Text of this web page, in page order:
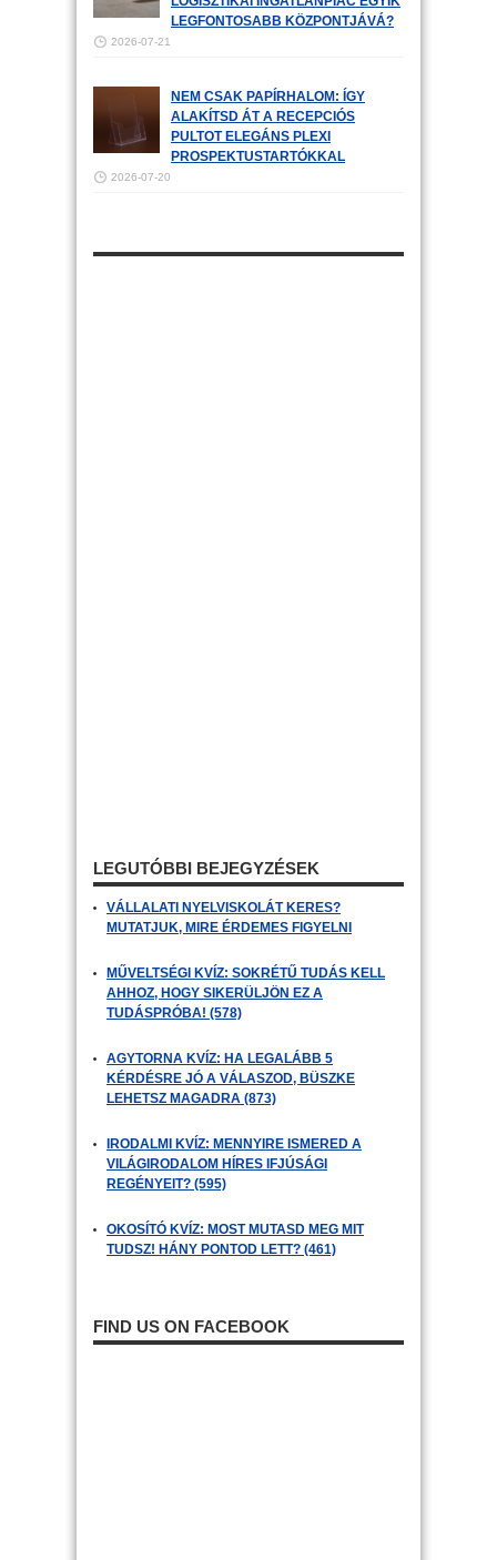
LEGFONTOSABB KÖZPONTJÁVÁ?
2026-07-21
NEM CSAK PAPÍRHALOM: ÍGY
ALAKÍTSD ÁT A RECEPCIÓS
PULTOT ELEGÁNS PLEXI
PROSPEKTUSTARTÓKKAL
2026-07-20
LEGUTÓBBI BEJEGYZÉSEK
VÁLLALATI NYELVISKOLÁT KERES?
MUTATJUK, MIRE ÉRDEMES FIGYELNI
MŰVELTSÉGI KVÍZ: SOKRÉTŰ TUDÁS KELL
AHHOZ, HOGY SIKERÜLJÖN EZ A
TUDÁSPRÓBA! (578)
AGYTORNA KVÍZ: HA LEGALÁBB 5
KÉRDÉSRE JÓ A VÁLASZOD, BÜSZKE
LEHETSZ MAGADRA (873)
IRODALMI KVÍZ: MENNYIRE ISMERED A
VILÁGIRODALOM HÍRES IFJÚSÁGI
REGÉNYEIT? (595)
OKOSÍTÓ KVÍZ: MOST MUTASD MEG MIT
TUDSZ! HÁNY PONTOD LETT? (461)
FIND US ON FACEBOOK